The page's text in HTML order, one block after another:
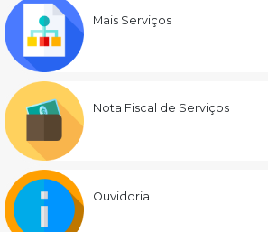
Mais Serviços
Nota Fiscal de Serviços
Ouvidoria